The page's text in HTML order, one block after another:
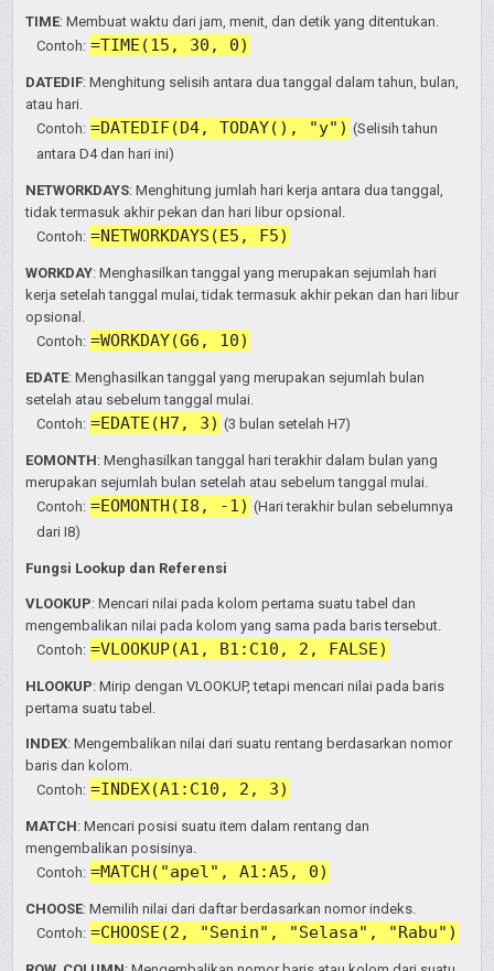
TIME: Membuat waktu dari jam, menit, dan detik yang ditentukan.
Contoh: =TIME(15, 30, 0)
DATEDIF: Menghitung selisih antara dua tanggal dalam tahun, bulan,
atau hari.
Contoh: =DATEDIF(D4, TODAY(), "y") (Selisih tahun
antara D4 dan hari ini)
NETWORKDAYS: Menghitung jumlah hari kerja antara dua tanggal,
tidak termasuk akhir pekan dan hari libur opsional.
Contoh: =NETWORKDAYS(E5, F5)
WORKDAY: Menghasilkan tanggal yang merupakan sejumlah hari
kerja setelah tanggal mulai, tidak termasuk akhir pekan dan hari libur
opsional.
Contoh: =WORKDAY(G6, 10)
EDATE: Menghasilkan tanggal yang merupakan sejumlah bulan
setelah atau sebelum tanggal mulai.
Contoh: =EDATE(H7, 3) (3 bulan setelah H7)
EOMONTH: Menghasilkan tanggal hari terakhir dalam bulan yang
merupakan sejumlah bulan setelah atau sebelum tanggal mulai.
Contoh: =EOMONTH(I8, -1) (Hari terakhir bulan sebelumnya
dari I8)
Fungsi Lookup dan Referensi
VLOOKUP: Mencari nilai pada kolom pertama suatu tabel dan
mengembalikan nilai pada kolom yang sama pada baris tersebut.
Contoh: =VLOOKUP(A1, B1:C10, 2, FALSE)
HLOOKUP: Mirip dengan VLOOKUP, tetapi mencari nilai pada baris
pertama suatu tabel.
INDEX: Mengembalikan nilai dari suatu rentang berdasarkan nomor
baris dan kolom.
Contoh: =INDEX(A1:C10, 2, 3)
MATCH: Mencari posisi suatu item dalam rentang dan
mengembalikan posisinya.
Contoh: =MATCH("apel", A1:A5, 0)
CHOOSE: Memilih nilai dari daftar berdasarkan nomor indeks.
Contoh: =CHOOSE(2, "Senin", "Selasa", "Rabu")